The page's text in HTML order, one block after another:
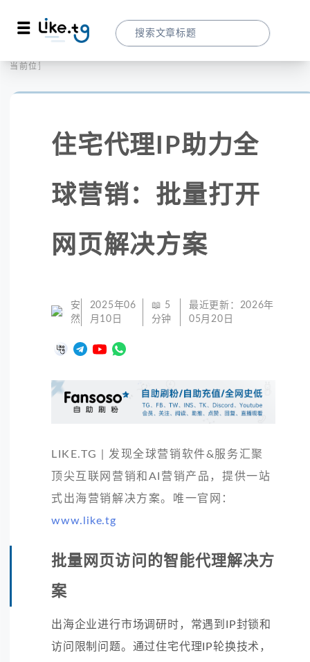
当前位置：
住宅代理IP助力全
球营销：批量打开
网页解决方案
安
然
2025年06
月10日
📖 5
分钟
最近更新： 2026年
05月20日
LIKE.TG | 发现全球营销软件&服务汇聚
顶尖互联网营销和AI营销产品，提供一站
式出海营销解决方案。唯一官网：
www.like.tg
批量网页访问的智能代理解决方
案
出海企业进行市场调研时，常遇到IP封锁和
访问限制问题。通过住宅代理IP轮换技术，